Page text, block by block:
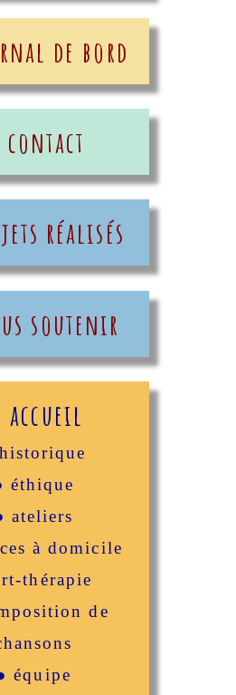
de bord
réalisés
soutenir
éthique
ateliers
à domicile
thérapie
de
équipe